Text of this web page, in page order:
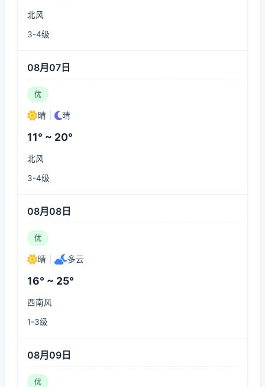
北风
3-4级
08月07日
优
晴 晴
11° ~ 20°
北风
3-4级
08月08日
优
晴 多云
16° ~ 25°
西南风
1-3级
08月09日
优